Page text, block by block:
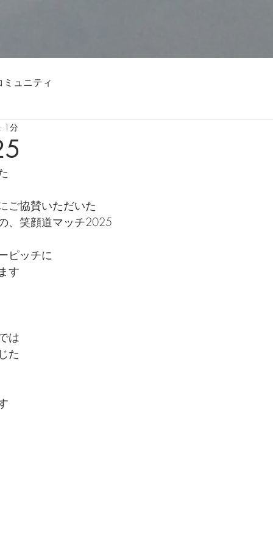
ミュニティ
1分
ご協賛いただいた
、笑顔道マッチ2025
ピッチに
す
は
た